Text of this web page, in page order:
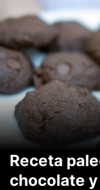
Receta
chocolate